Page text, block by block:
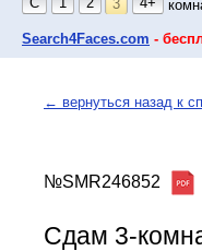
3
Search4Faces.com -
← вернуться назад к
№SMR246852
Сдам 3-